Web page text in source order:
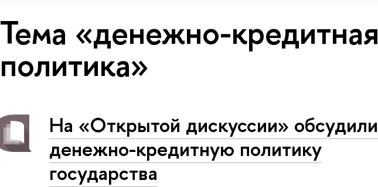
Тема «денежно-кредитная
политика»
На «Открытой дискуссии» обсудили
денежно-кредитную политику
государства